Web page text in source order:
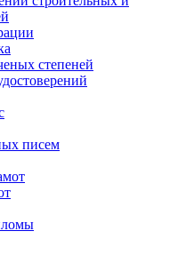
степеней
писем